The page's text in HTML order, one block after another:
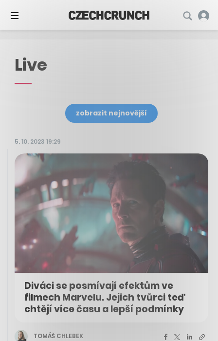
Live
zobrazit nejnovější
5. 10. 2023 19:29
Diváci se posmívají efektům ve
filmech Marvelu. Jejich tvůrci teď
chtějí více času a lepší podmínky
TOMÁŠ CHLEBEK